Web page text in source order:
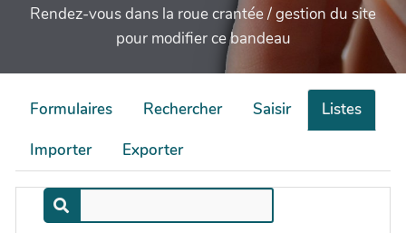
Rendez-vous dans la roue crantée / gestion du site
pour modifier ce bandeau
Formulaires Rechercher Saisir
Listes
Importer
Exporter